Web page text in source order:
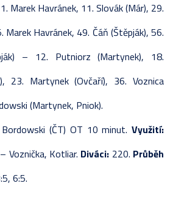
Marek Havránek, 11. Slovák (Már), 29.
Marek Havránek, 49. Čáň (Štěpják), 56.
– 12. Putniorz (Martynek), 18.
23. Martynek (Ovčaří), 36. Voznica
(Martynek, Pniok).
(ČT) OT 10 minut. Využití:
Voznička, Kotliar. Diváci: 220. Průběh
6:5.